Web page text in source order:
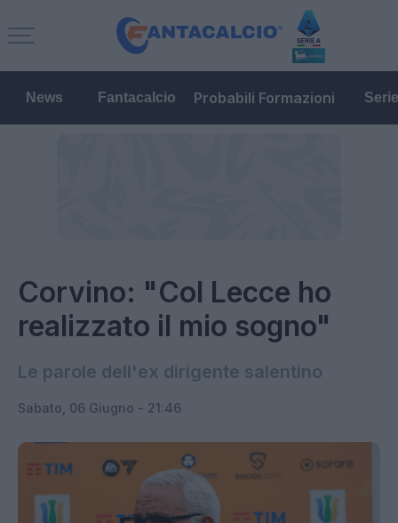
News Fantacalcio Probabili Formazioni
Corvino: "Col Lecce ho
realizzato il mio sogno"
Le parole dell'ex dirigente salentino
Sabato, 06 Giugno - 21:46